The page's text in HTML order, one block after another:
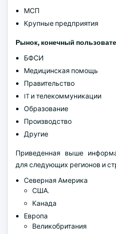
МСП
Крупные предприятия
Рынок, конечный
БФСИ
Медицинская помощь
Правительство
IT и телекоммуникации
Образование
Производство
Другие
Приведенная выше
для следующих регионов и
Северная Америка
США.
Канада
Европа
Великобритания